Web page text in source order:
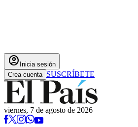
account_circle Inicia sesión
Crea cuenta SUSCRÍBETE
viernes, 7 de agosto de 2026